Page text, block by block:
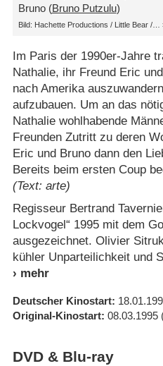
Bruno (Bruno Putzulu)
Bild: Hachette Productions /​ Little Bear /​
Im Paris der 1990er-Jahre
Nathalie, ihr Freund Eric
nach Amerika
aufzubauen. Um an das
Nathalie wohlhabende
Freunden Zutritt zu deren
Eric und Bruno dann den
Bereits beim ersten Coup
(Text: arte)
Regisseur Bertrand
Lockvogel“ 1995 mit dem
ausgezeichnet. Olivier
kühler Unparteilichkeit und
Deutscher Kinostart
Original-Kinostart 08.03.1995
DVD & Blu-ray